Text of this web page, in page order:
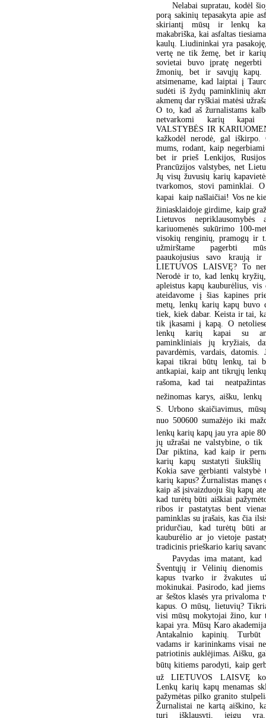
Nelabai supratau, kodėl
porą sakinių tepasakyta apie
skiriantį mūsų ir lenkų
makabriška, kai asfaltas
kaulų. Liudininkai yra
vertę ne tik žemę, bet ir
sovietai buvo įpratę
žmonių, bet ir savųjų
atsimename, kad laiptai į
sudėti iš žydų paminklinių
akmenų dar ryškiai matėsi
O to, kad aš žurnalistams
netvarkomi karių kapai
VALSTYBĖS IR
kažkodėl nerodė, gal iškirpo.
mums, rodant, kaip
bet ir prieš Lenkijos,
Prancūzijos valstybes, net
Jų visų žuvusių karių
tvarkomos, stovi paminklai.
kapai  kaip našlaičiai! Vos ne
žiniasklaidoje girdime, kaip
Lietuvos
kariuomenės sukūrimo 100-
visokių renginių, pramogų ir
užmirštame pagerbti
paaukojusius savo kraują
LIETUVOS LAISVĘ? To
Nerodė ir to, kad lenkų
apleistus kapų kauburėlius, vis
ateidavome į šias kapines
metų, lenkų karių kapų buvo
tiek, kiek dabar. Keista ir tai,
tik įkasami į kapą. O
lenkų karių kapai su
paminkliniais jų kryžiais,
pavardėmis, vardais,
kapai tikrai būtų lenkų, tai
antkapiai, kaip ant tikrųjų
rašoma, kad tai 
nežinomas karys, aišku,
S. Urbono skaičiavimus,
nuo 500600 sumažėjo iki
lenkų karių kapų jau yra apie
jų užrašai ne valstybine, o tik
Dar piktina, kad kaip ir
karių kapų sustatyti šiukšlių
Kokia save gerbianti valstybė
karių kapus? Žurnalistas manęs
kaip aš įsivaizduoju šių kapų
kad turėtų būti aiškiai
ribos ir pastatytas bent
paminklas su įrašais, kas čia
pridurčiau, kad turėtų būti
kauburėlio ar jo vietoje
tradicinis prieškario karių
Pavydas ima matant, kad
Šventųjų ir Vėlinių
kapus tvarko ir žvakutes
mokinukai. Pasirodo, kad
ar šeštos klasės yra privaloma
kapus. O mūsų, lietuvių?
visi mūsų mokytojai žino, kur
kapai yra. Mūsų Karo
Antakalnio kapinių. Turbūt
vadams ir karininkams visai
patriotinis auklėjimas. Aišku,
būtų kitiems parodyti, kaip
už LIETUVOS LAISVĘ
Lenkų karių kapų menamas
pažymėtas pilko granito
Žurnalistai ne kartą aiškino,
turi išklausyti, jeigu yra,